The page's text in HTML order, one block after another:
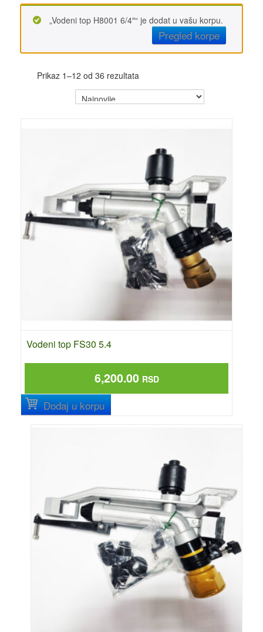
„Vodeni top H8001 6/4″“ je dodat u vašu korpu.
Pregled korpe
Prikaz 1–12 od 36 rezultata
Vodeni top FS30 5.4
6,200.00 RSD
Dodaj u korpu